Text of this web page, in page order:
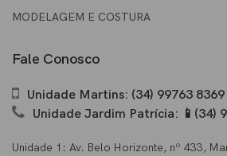
MODELAGEM E COSTURA
Fale Conosco
Unidade Martins: (34) 99763 8369
Unidade Jardim Patrícia: 📱(34)
Unidade 1: Av. Belo Horizonte, nº 433,